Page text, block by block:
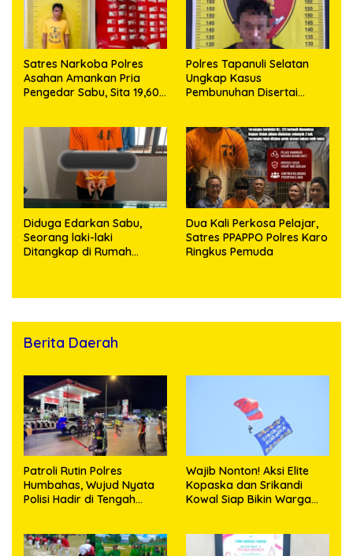
Satres Narkoba Polres
Asahan Amankan Pria
Pengedar Sabu, Sita 19,60
Polres Tapanuli Selatan
Ungkap Kasus
Pembunuhan Disertai
Ditangkap
Diduga Edarkan Sabu,
Seorang laki-laki
Ditangkap di Rumah
Dua Kali Perkosa Pelajar,
Satres PPAPPO Polres Karo
Ringkus Pemuda
Berita Daerah
Patroli Rutin Polres
Humbahas, Wujud Nyata
Polisi Hadir di Tengah
Wajib Nonton! Aksi Elite
Kopaska dan Srikandi
Kowal Siap Bikin Warga